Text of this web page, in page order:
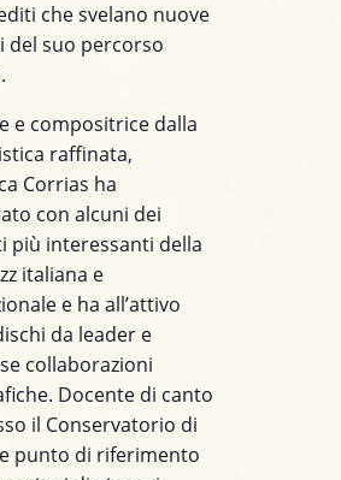
che svelano nuove
del suo percorso
e compositrice dalla
raffinata,
Corrias ha
con alcuni dei
più interessanti della
italiana e
e ha all’attivo
da leader e
collaborazioni
Docente di canto
il Conservatorio di
punto di riferimento